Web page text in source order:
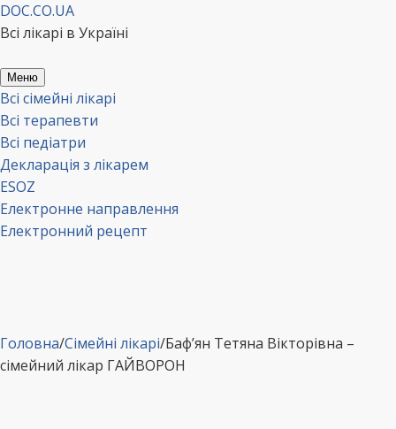
Перейти
до
DOC.CO.UA
Всі лікарі в Україні
Меню
Всі сімейні лікарі
Всі терапевти
Всі педіатри
Декларація з лікарем
ESOZ
Електронне направлення
Електронний рецепт
Головна/Сімейні лікарі/Баф’ян Тетяна Вікторівна –
сімейний лікар ГАЙВОРОН